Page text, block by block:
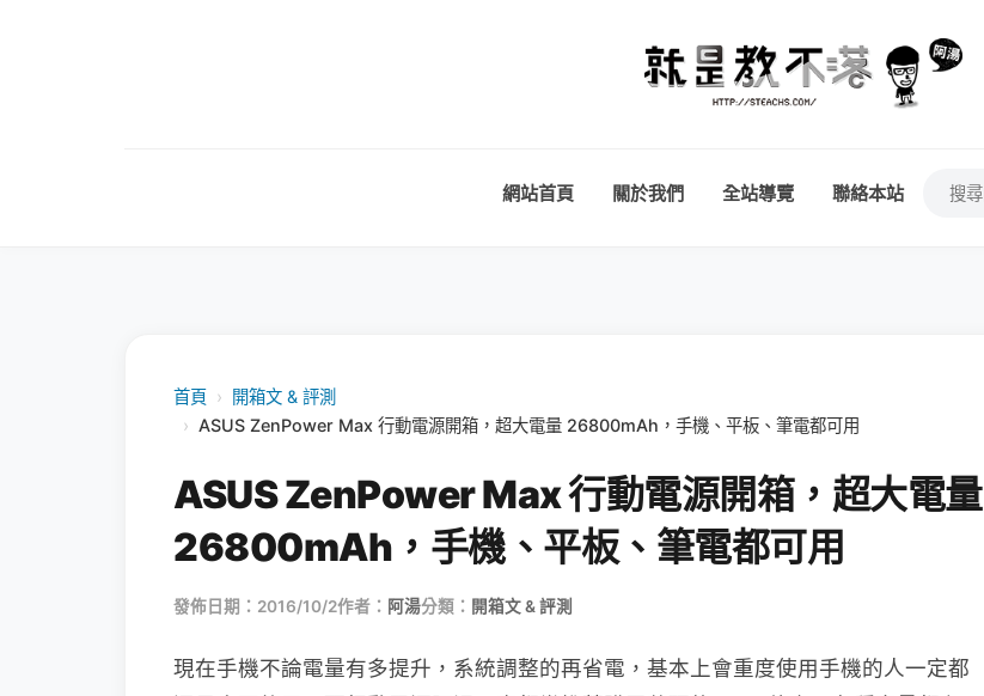
網站首頁 關於我們 全站導覽 聯絡本站
首頁 ›
開箱文 & 評測
› ASUS ZenPower Max 行動電源開箱，超大電量 26800mAh，手機、平板、筆電都可用
ASUS ZenPower Max 行動電源開箱，超大電量
26800mAh，手機、平板、筆電都可用
發佈日期：2016/10/2作者： 阿湯分類： 開箱文 & 評測
現在手機不論電量有多提升，系統調整的再省電，基本上會重度使用手機的人一定都